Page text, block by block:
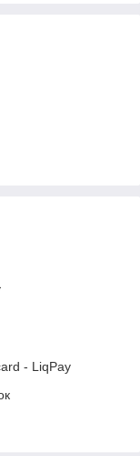
- LiqPay